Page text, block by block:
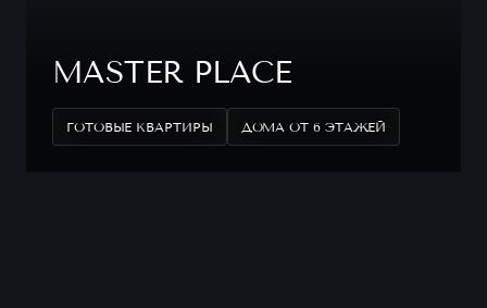
MASTER PLACE
ГОТОВЫЕ КВАРТИРЫ ДОМА ОТ 6 ЭТАЖЕЙ